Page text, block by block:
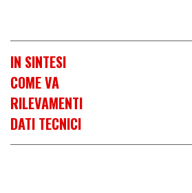
IN SINTESI
COME VA
RILEVAMENTI
DATI TECNICI